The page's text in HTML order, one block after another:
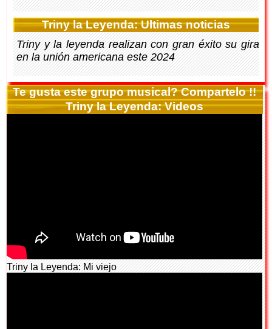
Triny la Leyenda: Ultimas noticias
Triny y la leyenda realizan con gran éxito su gira
en la unión americana este 2024
Te gusta este grupo musical? Compartelo !!
Triny la Leyenda: Videos
Triny la Leyenda: Mi viejo